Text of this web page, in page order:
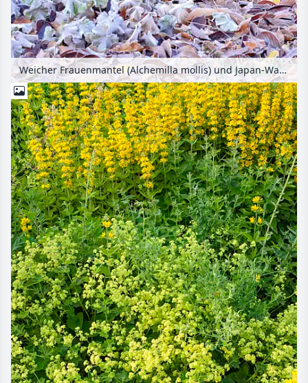
Weicher Frauenmantel (Alchemilla mollis) und Japan-Waldgras (Hakonechloa macra) im Herbst mit Raureif